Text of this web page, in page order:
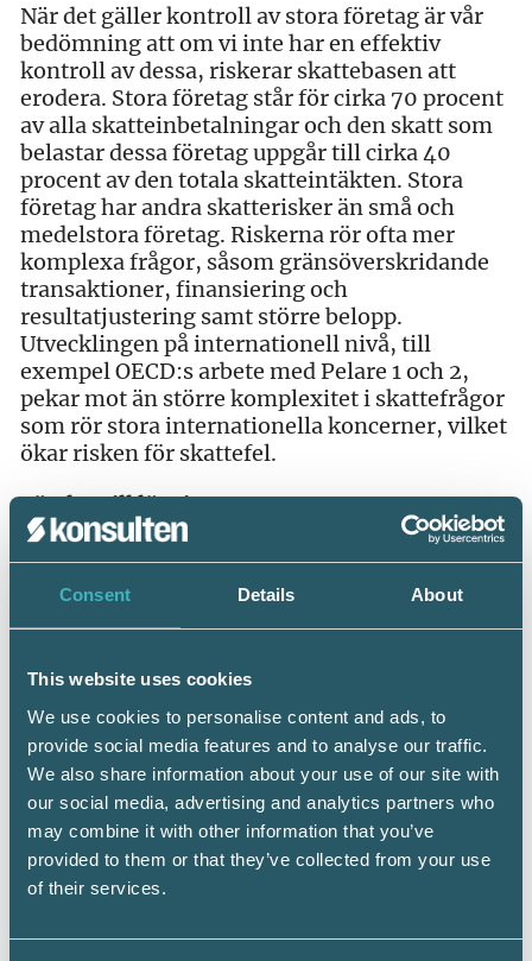
Consent Details About
This website uses cookies
We use cookies to personalise content and ads, to
provide social media features and to analyse our traffic.
We also share information about your use of our site with
our social media, advertising and analytics partners who
may combine it with other information that you’ve
provided to them or that they’ve collected from your use
of their services.
När det gäller kontroll av stora företag är vår
bedömning att om vi inte har en effektiv
kontroll av dessa, riskerar skattebasen att
erodera. Stora företag står för cirka 70 procent
av alla skatteinbetalningar och den skatt som
belastar dessa företag uppgår till cirka 40
procent av den totala skatteintäkten. Stora
företag har andra skatterisker än små och
medelstora företag. Riskerna rör ofta mer
komplexa frågor, såsom gränsöverskridande
transaktioner, finansiering och
resultatjustering samt större belopp.
Utvecklingen på internationell nivå, till
exempel OECD:s arbete med Pelare 1 och 2,
pekar mot än större komplexitet i skattefrågor
som rör stora internationella koncerner, vilket
ökar risken för skattefel.
Förslag till lösning
Skatteverket kan öka omfattningen av
skattekontrollen genom att öka den
handläggande resursen för kontroll samt
utveckla nuvarande arbetssätt och verktyg, så
effektivare. Genom att öka användningen av AI
och ML, fortsätta utveckla det internationella
informationsutbytet och automatisera
manuella processer, kan vi frigöra
handläggande resurs som kan fokusera på mer
riskbaserad kontroll.
En ökad omfattning av skattekontrollen syftar
skattefusk men har även ett vägledande syfte,